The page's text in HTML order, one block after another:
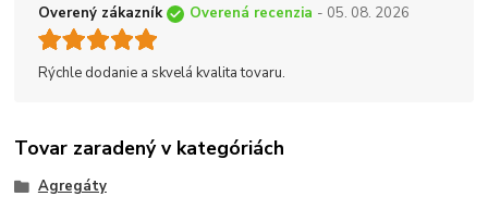
Overený zákazník Overená recenzia - 05. 08. 2026
Rýchle dodanie a skvelá kvalita tovaru.
Tovar zaradený v kategóriách
Agregáty